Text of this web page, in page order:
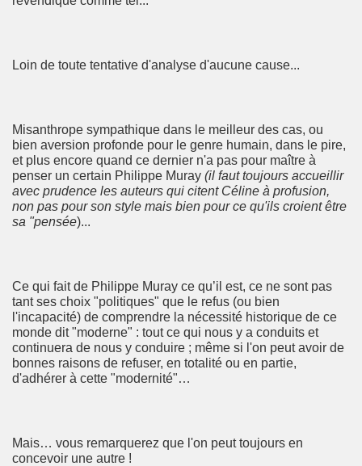
Loin de toute tentative d'analyse d'aucune cause...
Misanthrope sympathique dans le meilleur des cas, ou
bien aversion profonde pour le genre humain, dans le pire,
et plus encore quand ce dernier n'a pas pour maître à
penser un certain Philippe Muray (il faut toujours accueillir
avec prudence les auteurs qui citent Céline à profusion,
non pas pour son style mais bien pour ce qu'ils croient être
sa "pensée)...
Ce qui fait de Philippe Muray ce qu’il est, ce ne sont pas
tant ses choix "politiques" que le refus (ou bien
l'incapacité) de comprendre la nécessité historique de ce
monde dit "moderne" : tout ce qui nous y a conduits et
continuera de nous y conduire ; même si l'on peut avoir de
bonnes raisons de refuser, en totalité ou en partie,
d'adhérer à cette "modernité"…
Mais… vous remarquerez que l'on peut toujours en
concevoir une autre !